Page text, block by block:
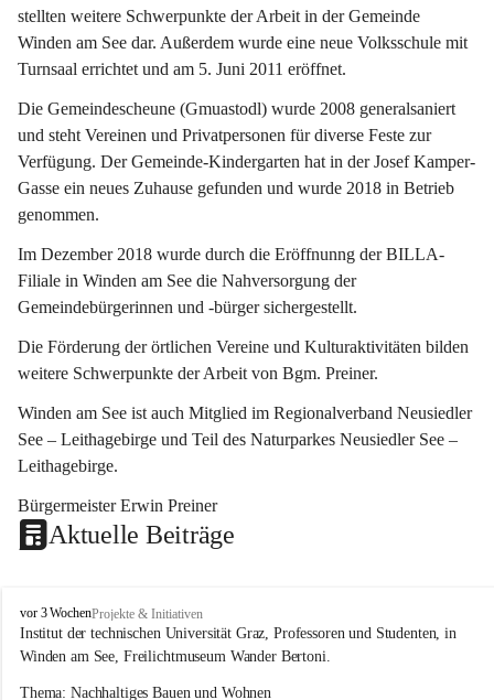
stellten weitere Schwerpunkte der Arbeit in der Gemeinde
Winden am See dar. Außerdem wurde eine neue Volksschule mit
Turnsaal errichtet und am 5. Juni 2011 eröffnet.
Die Gemeindescheune (Gmuastodl) wurde 2008 generalsaniert
und steht Vereinen und Privatpersonen für diverse Feste zur
Verfügung. Der Gemeinde-Kindergarten hat in der Josef Kamper-
Gasse ein neues Zuhause gefunden und wurde 2018 in Betrieb
genommen.
Im Dezember 2018 wurde durch die Eröffnunng der BILLA-
Filiale in Winden am See die Nahversorgung der
Gemeindebürgerinnen und -bürger sichergestellt.
Die Förderung der örtlichen Vereine und Kulturaktivitäten bilden
weitere Schwerpunkte der Arbeit von Bgm. Preiner.
Winden am See ist auch Mitglied im Regionalverband Neusiedler
See – Leithagebirge und Teil des Naturparkes Neusiedler See –
Leithagebirge.
Bürgermeister Erwin Preiner
Aktuelle Beiträge
W
i
n
e
vor 3 WochenProjekte & Initiativen
Institut der technischen Universität Graz, Professoren und Studenten, in
Winden am See, Freilichtmuseum Wander Bertoni.
Thema: Nachhaltiges Bauen und Wohnen